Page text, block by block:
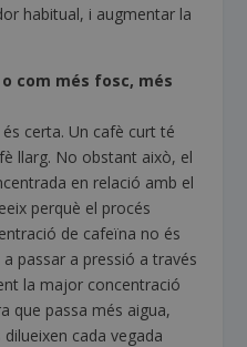
habitual, i augmentar la
com més fosc, més
certa. Un cafè curt té
llarg. No obstant això, el
en relació amb el
perquè el procés
de cafeïna no és
a passar a pressió a través
la major concentració
que passa més aigua,
cada vegada